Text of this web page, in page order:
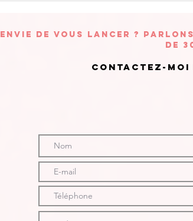
Envie de vous lancer ?
de
Contactez-